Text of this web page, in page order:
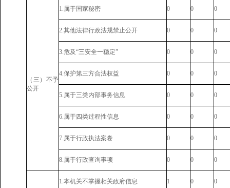
（三）不予
公开
1.属于国家秘密 0 0 0
2.其他法律行政法规禁止公开 0 0 0
3.危及“三安全一稳定” 0 0 0
4.保护第三方合法权益 0 0 0
5.属于三类内部事务信息 0 0 0
6.属于四类过程性信息 0 0 0
7.属于行政执法案卷 0 0 0
8.属于行政查询事项 0 0 0
1.本机关不掌握相关政府信息 1 0 0